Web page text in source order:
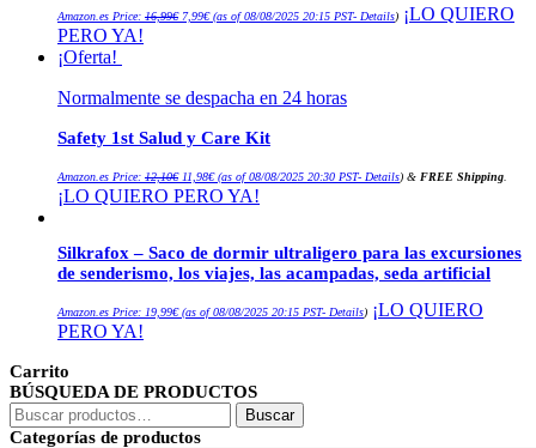
Amazon.es Price: 16,99€precio
7,99€precio
(as of 08/08/2025 20:15 PST- Details) ¡LO QUIERO
PERO YA!
¡Oferta!
Normalmente se despacha en 24 horas
Safety 1st Salud y Care Kit
Amazon.es Price: 12,10€precio
original
era:
11,98€precio
actual
es:
(as of 08/08/2025 20:30 PST- Details) & FREE Shipping
¡LO QUIERO PERO YA!
Silkrafox – Saco de dormir ultraligero para las excursiones
de senderismo, los viajes, las acampadas, seda artificial
Amazon.es Price: 19,99€(as of 08/08/2025 20:15 PST- Details) ¡LO QUIERO
PERO YA!
Carrito
BÚSQUEDA DE PRODUCTOS
Buscar
por:
Buscar
Categorías de productos